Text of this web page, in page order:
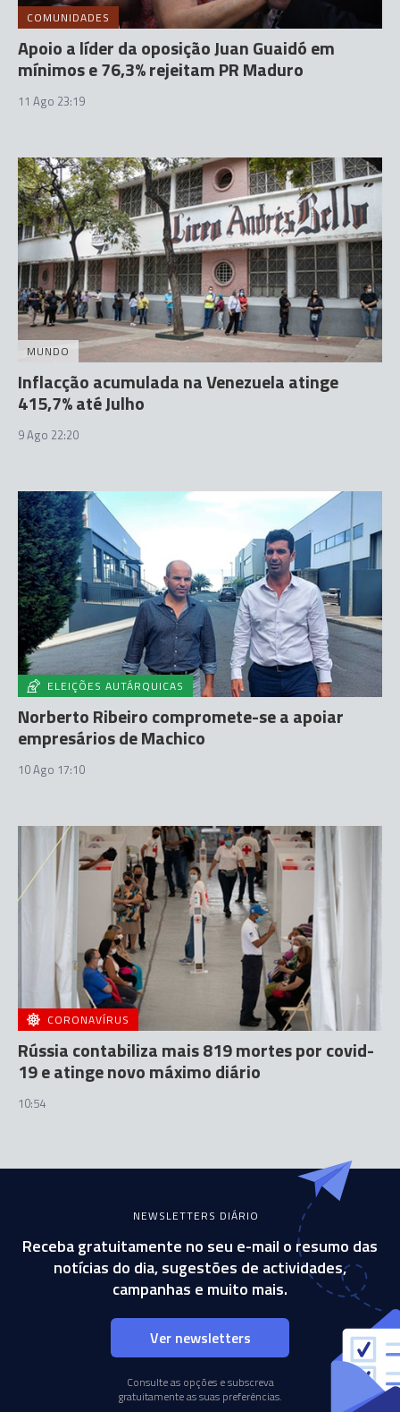
COMUNIDADES
Apoio a líder da oposição Juan Guaidó em
mínimos e 76,3% rejeitam PR Maduro
11 Ago 23:19
MUNDO
Inflacção acumulada na Venezuela atinge
415,7% até Julho
9 Ago 22:20
ELEIÇÕES AUTÁRQUICAS
Norberto Ribeiro compromete-se a apoiar
empresários de Machico
10 Ago 17:10
CORONAVÍRUS
Rússia contabiliza mais 819 mortes por covid-
19 e atinge novo máximo diário
10:54
NEWSLETTERS DIÁRIO
Receba gratuitamente no seu e-mail o resumo das
notícias do dia, sugestões de actividades,
campanhas e muito mais.
Ver newsletters
Consulte as opções e subscreva
gratuitamente as suas preferências.